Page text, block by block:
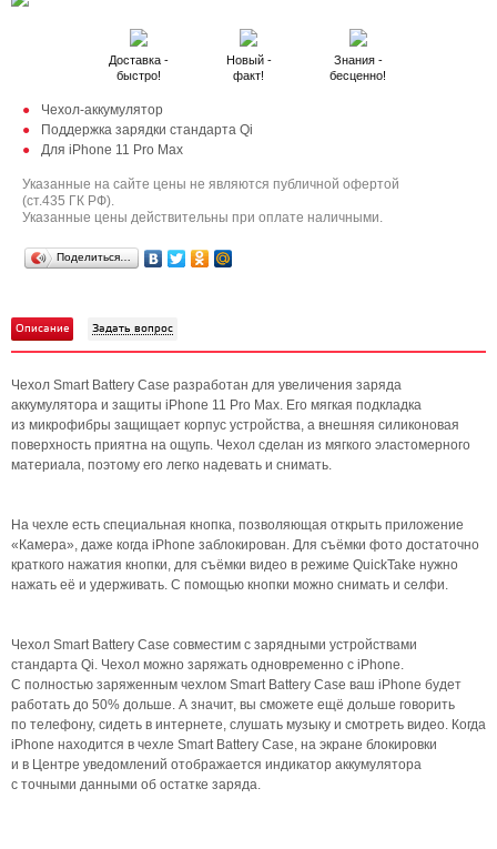
Доставка -
быстро!
Новый -
факт!
Знания -
бесценно!
Чехол-аккумулятор
Поддержка зарядки стандарта Qi
Для iPhone 11 Pro Max
Указанные на сайте цены не являются публичной офертой
(ст.435 ГК РФ).
Указанные цены действительны при оплате наличными.
Поделиться…
Описание Задать вопрос
Чехол Smart Battery Case разработан для увеличения заряда
аккумулятора и защиты iPhone 11 Pro Max. Его мягкая подкладка
из микрофибры защищает корпус устройства, а внешняя силиконовая
поверхность приятна на ощупь. Чехол сделан из мягкого эластомерного
материала, поэтому его легко надевать и снимать.
На чехле есть специальная кнопка, позволяющая открыть приложение
«Камера», даже когда iPhone заблокирован. Для съёмки фото достаточно
краткого нажатия кнопки, для съёмки видео в режиме QuickTake нужно
нажать её и удерживать. С помощью кнопки можно снимать и селфи.
Чехол Smart Battery Case совместим с зарядными устройствами
стандарта Qi. Чехол можно заряжать одновременно с iPhone.
C полностью заряженным чехлом Smart Battery Case ваш iPhone будет
работать до 50% дольше. А значит, вы сможете ещё дольше говорить
по телефону, сидеть в интернете, слушать музыку и смотреть видео. Когда
iPhone находится в чехле Smart Battery Case, на экране блокировки
и в Центре уведомлений отображается индикатор аккумулятора
с точными данными об остатке заряда.